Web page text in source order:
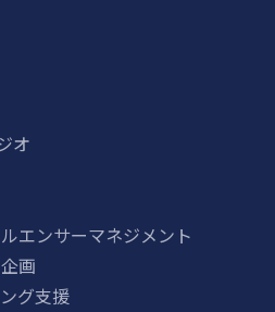
オ
エンサーマネジメント
画
グ支援